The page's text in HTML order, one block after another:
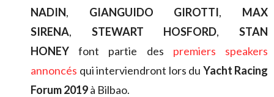
NADIN, GIANGUIDO GIROTTI, MAX
SIRENA, STEWART HOSFORD,STAN
HONEY font partie des premiers speakers
annoncés qui interviendront lors du Yacht Racing
Forum 2019à Bilbao.